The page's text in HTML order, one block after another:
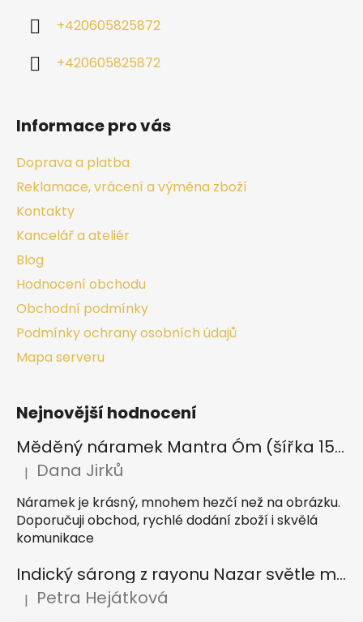
+420605825872
+420605825872
Informace pro vás
Doprava a platba
Reklamace, vrácení a výměna zboží
Kontakty
Kancelář a ateliér
Blog
Hodnocení obchodu
Obchodní podmínky
Podmínky ochrany osobních údajů
Mapa serveru
Nejnovější hodnocení
Měděný náramek Mantra Óm (šířka 15 mm)
Hodnocení produktu je 5 z 5 hvězdiček.
| Dana Jirků
Náramek je krásný, mnohem hezčí než na obrázku.
Doporučuji obchod, rychlé dodání zboží i skvělá
komunikace
Indický sárong z rayonu Nazar světle modrý
Hodnocení produktu je 5 z 5 hvězdiček.
| Petra Hejátková